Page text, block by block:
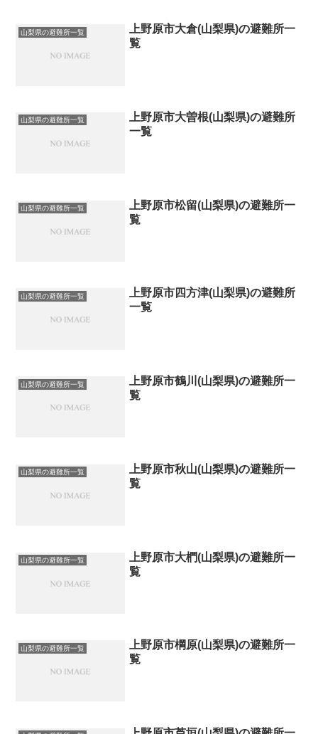
山梨県の避難所一覧
上野原市大倉(山梨県)の避難所一
覧
山梨県の避難所一覧
上野原市大曽根(山梨県)の避難所
一覧
山梨県の避難所一覧
上野原市松留(山梨県)の避難所一
覧
山梨県の避難所一覧
上野原市四方津(山梨県)の避難所
一覧
山梨県の避難所一覧
上野原市鶴川(山梨県)の避難所一
覧
山梨県の避難所一覧
上野原市秋山(山梨県)の避難所一
覧
山梨県の避難所一覧
上野原市大椚(山梨県)の避難所一
覧
山梨県の避難所一覧
上野原市棡原(山梨県)の避難所一
覧